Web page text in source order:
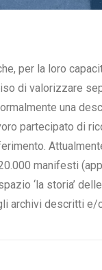
per la loro
di valorizzare
una
partecipato di
manifesti
‘la storia’
archivi descritti e/